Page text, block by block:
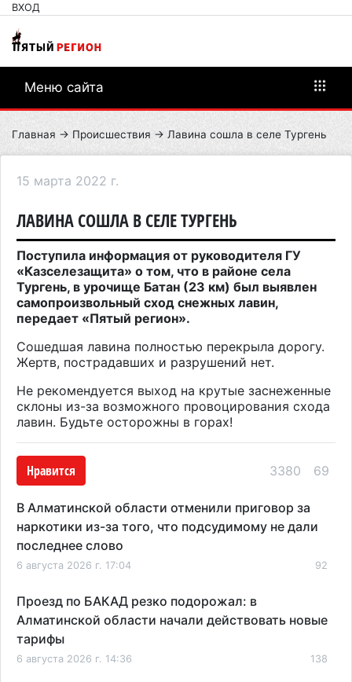
ВХОД
Меню сайта
Главная → Происшествия → Лавина сошла в селе Тургень
15 марта 2022 г.
ЛАВИНА СОШЛА В СЕЛЕ ТУРГЕНЬ
Поступила информация от руководителя ГУ
«Казселезащита» о том, что в районе села
Тургень, в урочище Батан (23 км) был выявлен
самопроизвольный сход снежных лавин,
передает «Пятый регион».
Сошедшая лавина полностью перекрыла дорогу.
Жертв, пострадавших и разрушений нет.
Не рекомендуется выход на крутые заснеженные
склоны из-за возможного провоцирования схода
лавин. Будьте осторожны в горах!
Нравится 3380 69
В Алматинской области отменили приговор за
наркотики из-за того, что подсудимому не дали
последнее слово
6 августа 2026 г. 17:04 92
Проезд по БАКАД резко подорожал: в
Алматинской области начали действовать новые
тарифы
6 августа 2026 г. 14:36 138